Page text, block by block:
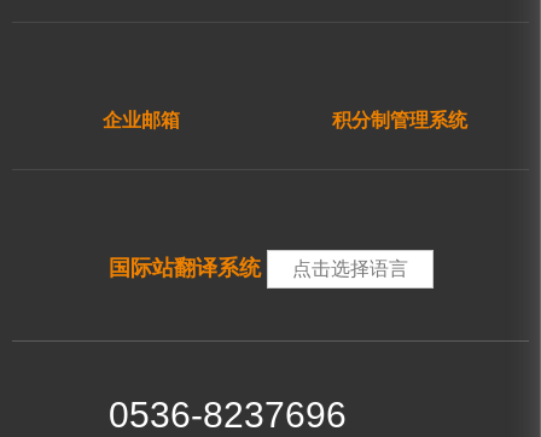
企业邮箱 积分制管理系统
国际站翻译系统 点击选择语言
0536-8237696